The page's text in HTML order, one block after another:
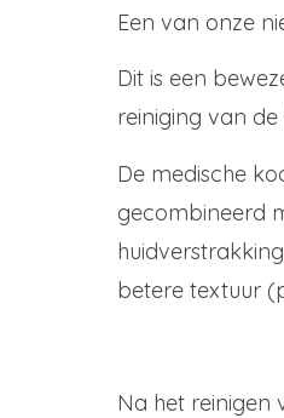
Een van onze
Dit is een
reiniging van de
De medische
gecombineerd
betere textuur
Na het reinigen